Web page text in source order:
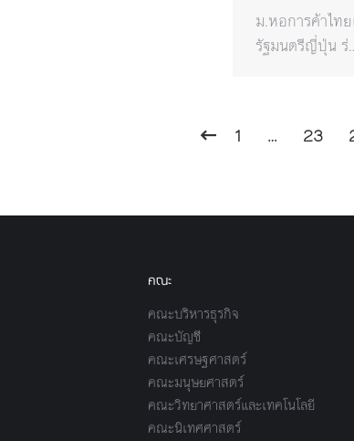
ม.หอการค้าไท
รัฐมนตรีญี่ปุ่น ร่
1 … 23
คณะ
คณะบริหารธุรกิจ
คณะบัญชี
คณะเศรษฐศาสตร์
คณะมนุษยศาสตร์
คณะวิทยาศาสตร์และเทคโนโลยี
คณะนิเทศศาสตร์